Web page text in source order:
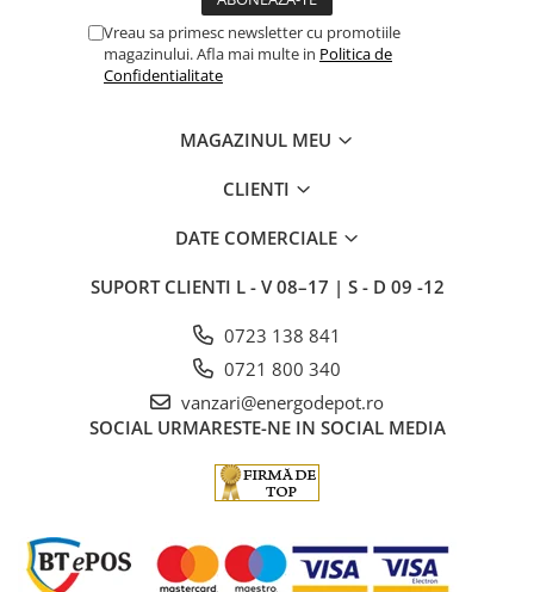
Vreau sa primesc newsletter cu promotiile
magazinului. Afla mai multe in Politica de
Confidentialitate
MAGAZINUL MEU
CLIENTI
DATE COMERCIALE
SUPORT CLIENTI L - V 08–17 | S - D 09 -12
0723 138 841
0721 800 340
vanzari@energodepot.ro
SOCIAL URMARESTE-NE IN SOCIAL MEDIA